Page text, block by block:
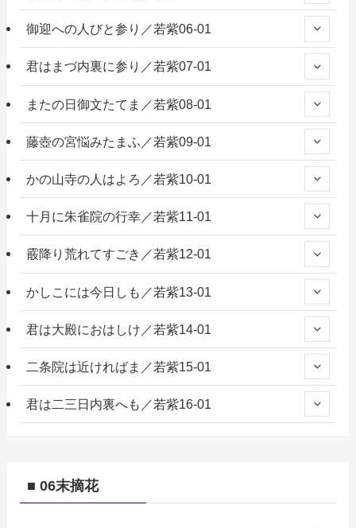
御迎への人びと参り／若紫06-01
君はまづ内裏に参り／若紫07-01
またの日御文たてま／若紫08-01
藤壺の宮悩みたまふ／若紫09-01
かの山寺の人はよろ／若紫10-01
十月に朱雀院の行幸／若紫11-01
霰降り荒れてすごき／若紫12-01
かしこには今日しも／若紫13-01
君は大殿におはしけ／若紫14-01
二条院は近ければま／若紫15-01
君は二三日内裏へも／若紫16-01
■ 06末摘花